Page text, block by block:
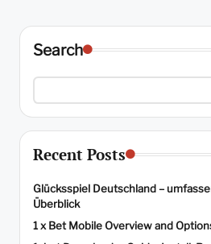
Search
Recent Posts
Glücksspiel Deutschland –
Überblick
1 x Bet Mobile Overview and